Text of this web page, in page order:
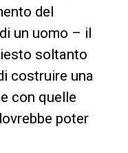
del
un uomo – il
soltanto
costruire una
con quelle
poter